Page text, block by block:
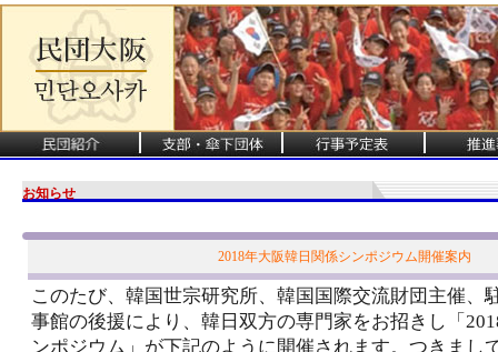
お知らせ
2018年大阪韓日関係シンポジウム開催案内
このたび、韓国世宗研究所、韓国国際交流財団主催、
事館の後援により、韓日双方の専門家をお招きし「
ンポジウム」が下記のように開催されます。つきまし